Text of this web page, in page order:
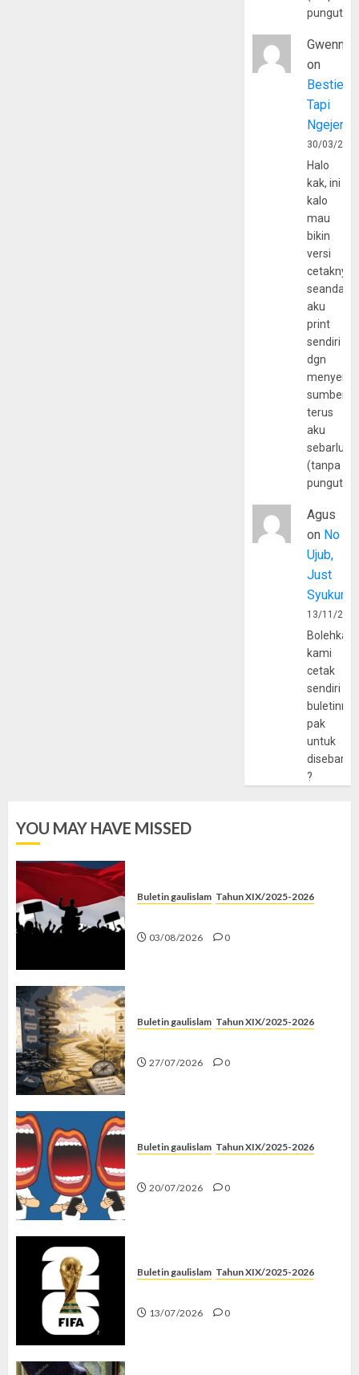
Gwenny
on
Bestie
Tapi
30/03/
Halo
kak, ini
kalo
mau
bikin
versi
cetaknya
aku
print
sendiri
dgn
sumber
terus
aku
(tanpa
Agus
on No
Ujub,
Just
Syukur
13/11/
Bolehkah
kami
cetak
sendiri
pak
untuk
?
YOU MAY HAVE MISSED
Buletin gaulislam Tahun XIX/2025-2026
03/08/2026 0
Buletin gaulislam Tahun XIX/2025-2026
27/07/2026 0
Buletin gaulislam Tahun XIX/2025-2026
20/07/2026 0
Buletin gaulislam Tahun XIX/2025-2026
13/07/2026 0